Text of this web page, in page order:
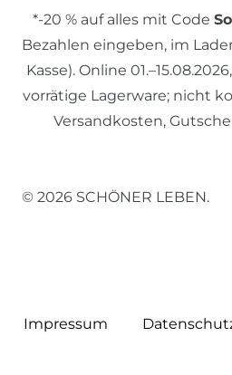
*-20 % auf alles mit Code
Bezahlen eingeben, im
Kasse). Online
vorrätige Lagerware; nicht
Versandkosten,
© 2026 SCHÖNER LEBEN.
Impressum